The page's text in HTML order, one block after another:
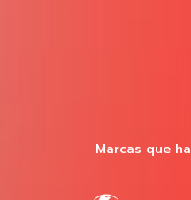
Marcas que